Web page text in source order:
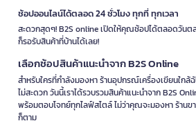
ช้อปออนไลน์ได้ตลอด 24 ชั่วโมง ทุกที่ ทุกเวลา
สะดวกสุดๆ! B2S online เปิดให้คุณช้อปได้ตลอดวันต
ก็รอรับสินค้าที่บ้านได้เลย!
เลือกช้อปสินค้าแนะนำจาก B2S Online
สำหรับใครที่กำลังมองหา ร้านอุปกรณ์เครื่องเขียนใกล้
ไม่สะดวก วันนี้เราได้รวบรวมสินค้าแนะนำจาก B2S
พร้อมตอบโจทย์ทุกไลฟ์สไตล์ ไม่ว่าคุณจะมองหา ร้าน
ก็ตาม